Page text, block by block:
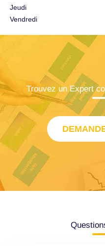
Jeudi
Vendredi
Trouvez un Expert